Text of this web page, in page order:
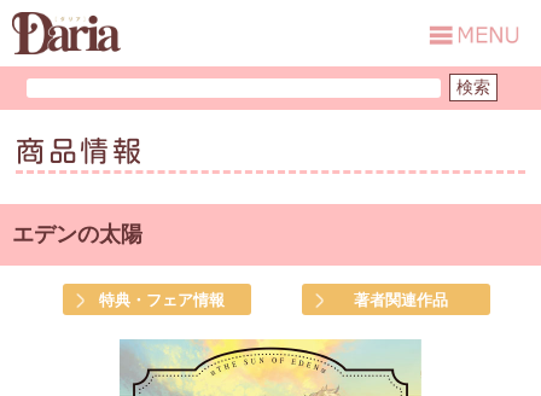
商品情報
エデンの太陽
特典・フェア情報 著者関連作品